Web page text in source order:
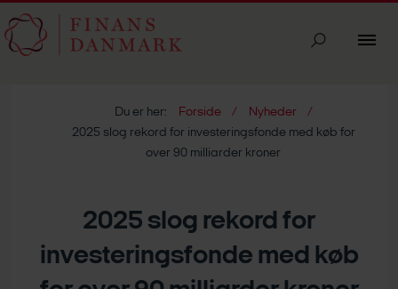
Du er her: Forside
Nyheder
2025 slog rekord for investeringsfonde med køb for
over 90 milliarder kroner
2025 slog rekord for
investeringsfonde med køb